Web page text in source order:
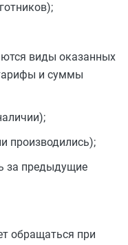
виды оказанных
и суммы
производились);
за предыдущие
обращаться при